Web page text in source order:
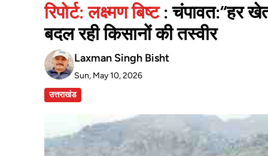
रिपोर्ट: लक्ष्मण बिष्ट: चंपावत:“हर
बदल रही किसानों की तस्वीर
Laxman Singh Bisht
Sun, May 10, 2026
उत्तराखंड